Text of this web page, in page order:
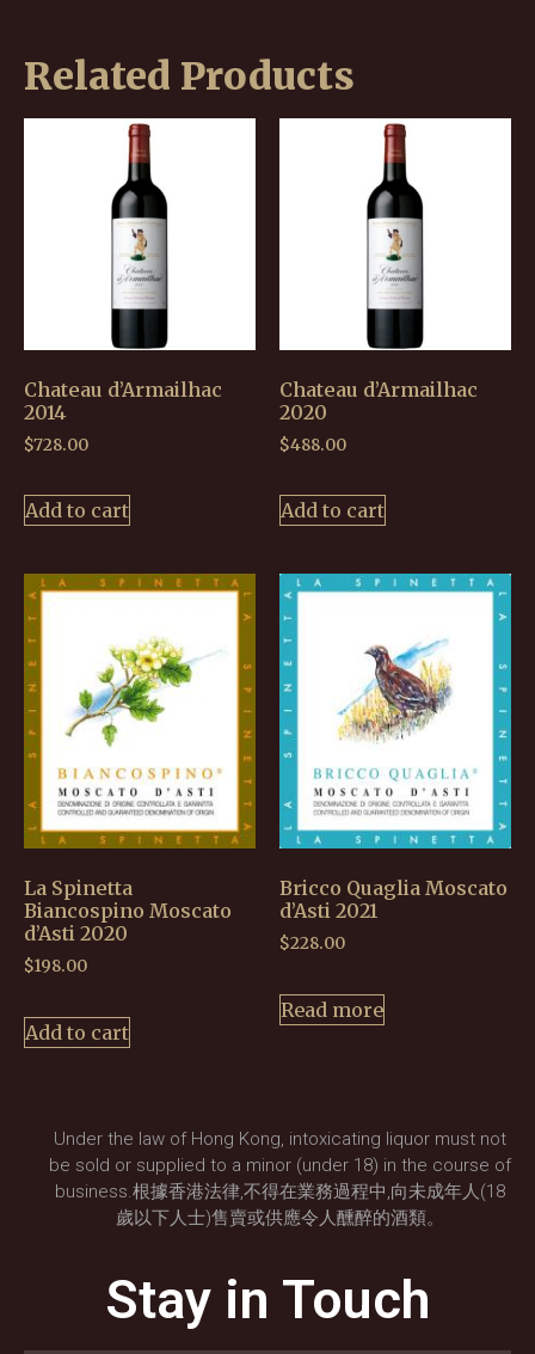
Related Products
Chateau d’Armailhac
2014
$728.00
Add to cart
Chateau d’Armailhac
2020
$488.00
Add to cart
La Spinetta
Biancospino Moscato
d’Asti 2020
$198.00
Add to cart
Bricco Quaglia Moscato
d’Asti 2021
$228.00
Read more
Under the law of Hong Kong, intoxicating liquor must not
be sold or supplied to a minor (under 18) in the course of
business.根據香港法律,不得在業務過程中,向未成年人(18
歲以下人士)售賣或供應令人醺醉的酒類。
Stay in Touch